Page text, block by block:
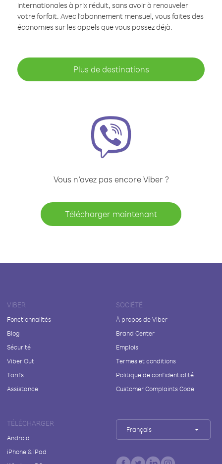
internationales à prix réduit, sans avoir à renouveler
votre forfait. Avec l'abonnement mensuel, vous faites des
économies sur les appels que vous passez déjà.
Plus de destinations
Vous n’avez pas encore Viber ?
Télécharger maintenant
VIBER
Fonctionnalités
Blog
Sécurité
Viber Out
Tarifs
Assistance
SOCIÉTÉ
À propos de Viber
Brand Center
Emplois
Termes et conditions
Politique de confidentialité
Customer Complaints Code
TÉLÉCHARGER
Android
iPhone & iPad
Français